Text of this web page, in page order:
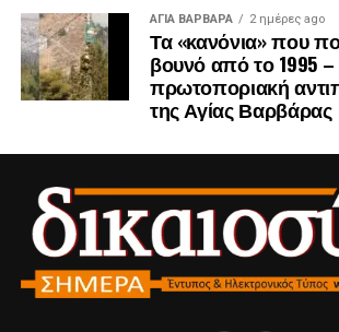
ΑΓΙΑ ΒΑΡΒΑΡΑ 2 ημέρες ago
Τα «κανόνια» που
βουνό από το 1995
πρωτοποριακή
της Αγίας Βαρβάρας